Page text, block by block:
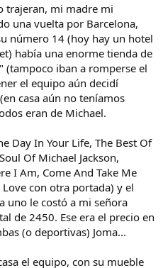
trajeran, mi madre mi
una vuelta por Barcelona,
número 14 (hoy hay un hotel
había una enorme tienda de
(tampoco iban a romperse el
el equipo aún decidí
casa aún no teníamos
eran de Michael.
Day In Your Life, The Best Of
Of Michael Jackson,
I Am, Come And Take Me
con otra portada) y el
uno le costó a mi señora
de 2450. Ese era el precio en
(o deportivas) Joma...
el equipo, con su mueble